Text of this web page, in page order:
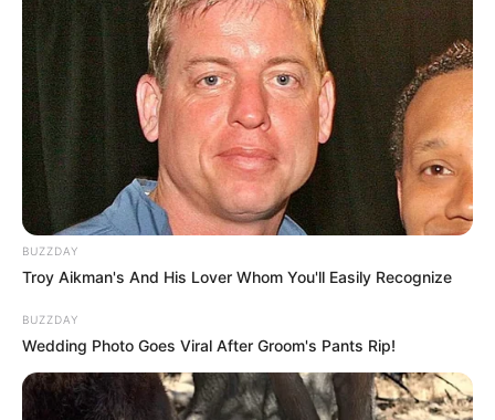
BUZZDAY
Troy Aikman's And His Lover Whom You'll Easily Recognize
BUZZDAY
Wedding Photo Goes Viral After Groom's Pants Rip!